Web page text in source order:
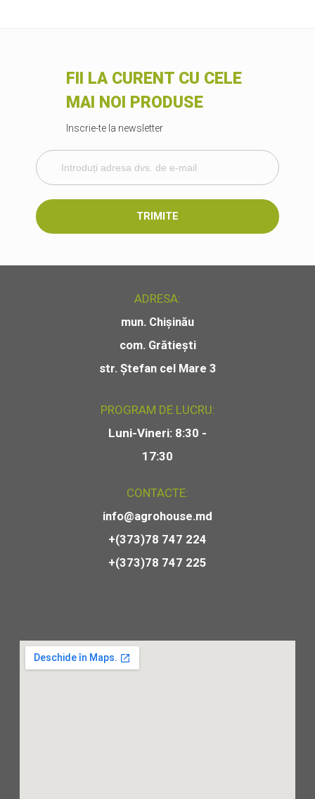
FII LA CURENT CU CELE
MAI NOI PRODUSE
Inscrie-te la newsletter
TRIMITE
ADRESA:
mun. Chișinău
com. Grătiești
str. Ștefan cel Mare 3
PROGRAM DE LUCRU:
Luni-Vineri: 8:30 -
17:30
CONTACTE:
info@agrohouse.md
+(373)78 747 224
+(373)78 747 225